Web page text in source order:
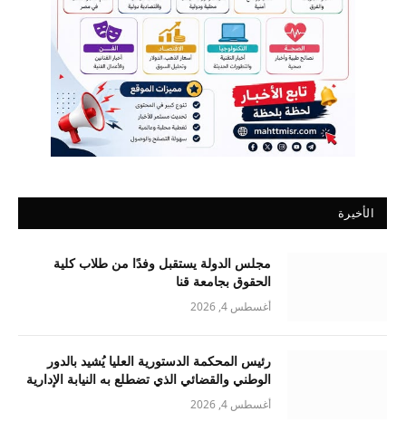
الأخيرة
مجلس الدولة يستقبل وفدًا من طلاب كلية
الحقوق بجامعة قنا
أغسطس 4, 2026
رئيس المحكمة الدستورية العليا يُشيد بالدور
الوطني والقضائي الذي تضطلع به النيابة الإدارية
أغسطس 4, 2026